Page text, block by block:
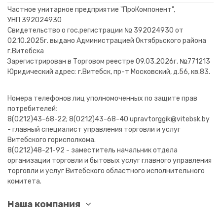
Наша компания
Частное унитарное предприятие "ПроКомпонент",
УНП 392024930
Свидетельство о гос.регистрации № 392024930 от
02.10.2025г. выдано Администрацией Октябрьского района
г.Витебска
Зарегистрирован в Торговом реестре 09.03.2026г. №771213
Юридический адрес: г.Витебск, пр-т Московский, д.56, кв.83.
Номера телефонов лиц уполномоченных по защите прав
потребителей:
8(0212)43-68-22; 8(0212)43-68-40 upravtorggik@vitebsk.by
- главный специалист управления торговли и услуг
Витебского горисполкома.
8(0212)48-21-92 - заместитель начальник отдела
организации торговли и бытовых услуг главного управления
торговли и услуг Витебского областного исполнительного
комитета.